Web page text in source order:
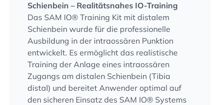
Schienbein – Realitätsnahes IO-Training
Das SAM IO® Training Kit mit distalem
Schienbein wurde für die professionelle
Ausbildung in der intraossären Punktion
entwickelt. Es ermöglicht das realistische
Training der Anlage eines intraossären
Zugangs am distalen Schienbein (Tibia
distal) und bereitet Anwender optimal auf
den sicheren Einsatz des SAM IO® Systems